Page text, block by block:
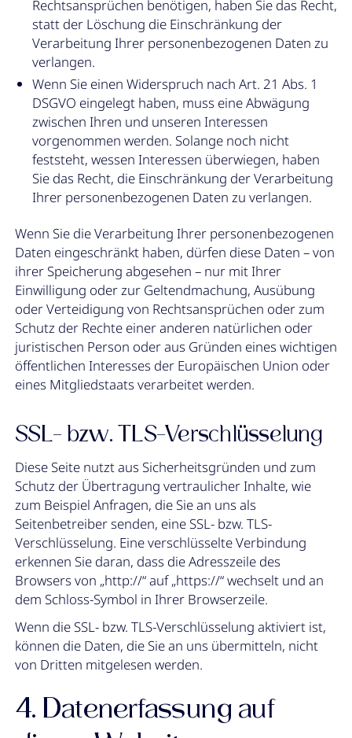
Rechtsansprüchen benötigen, haben Sie das Recht,
statt der Löschung die Einschränkung der
Verarbeitung Ihrer personenbezogenen Daten zu
verlangen.
Wenn Sie einen Widerspruch nach Art. 21 Abs. 1
DSGVO eingelegt haben, muss eine Abwägung
zwischen Ihren und unseren Interessen
vorgenommen werden. Solange noch nicht
feststeht, wessen Interessen überwiegen, haben
Sie das Recht, die Einschränkung der Verarbeitung
Ihrer personenbezogenen Daten zu verlangen.
Wenn Sie die Verarbeitung Ihrer personenbezogenen
Daten eingeschränkt haben, dürfen diese Daten – von
ihrer Speicherung abgesehen – nur mit Ihrer
Einwilligung oder zur Geltendmachung, Ausübung
oder Verteidigung von Rechtsansprüchen oder zum
Schutz der Rechte einer anderen natürlichen oder
juristischen Person oder aus Gründen eines wichtigen
öffentlichen Interesses der Europäischen Union oder
eines Mitgliedstaats verarbeitet werden.
SSL- bzw. TLS-Verschlüsselung
Diese Seite nutzt aus Sicherheitsgründen und zum
Schutz der Übertragung vertraulicher Inhalte, wie
zum Beispiel Anfragen, die Sie an uns als
Seitenbetreiber senden, eine SSL- bzw. TLS-
Verschlüsselung. Eine verschlüsselte Verbindung
erkennen Sie daran, dass die Adresszeile des
Browsers von „http://“ auf „https://“ wechselt und an
dem Schloss-Symbol in Ihrer Browserzeile.
Wenn die SSL- bzw. TLS-Verschlüsselung aktiviert ist,
können die Daten, die Sie an uns übermitteln, nicht
von Dritten mitgelesen werden.
4. Datenerfassung auf